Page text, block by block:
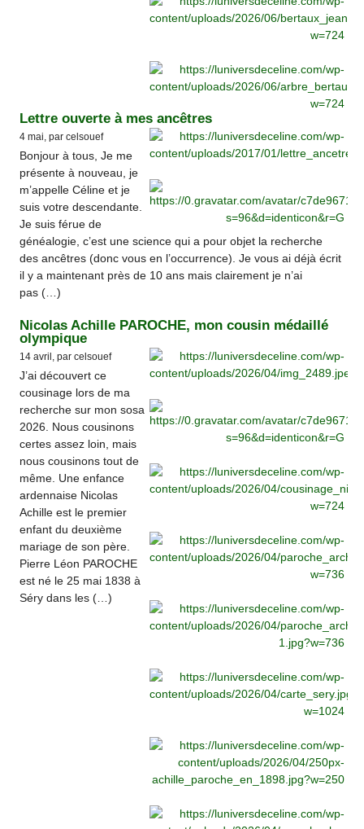
Lettre ouverte à mes ancêtres
4 mai, par celsouef
Bonjour à tous, Je me
présente à nouveau, je
m’appelle Céline et je
suis votre descendante.
Je suis férue de
généalogie, c’est une science qui a pour objet la recherche
des ancêtres (donc vous en l’occurrence). Je vous ai déjà écrit
il y a maintenant près de 10 ans mais clairement je n’ai
pas (…)
Nicolas Achille PAROCHE, mon cousin médaillé
olympique
14 avril, par celsouef
J’ai découvert ce
cousinage lors de ma
recherche sur mon sosa
2026. Nous cousinons
certes assez loin, mais
nous cousinons tout de
même. Une enfance
ardennaise Nicolas
Achille est le premier
enfant du deuxième
mariage de son père.
Pierre Léon PAROCHE
est né le 25 mai 1838 à
Séry dans les (…)